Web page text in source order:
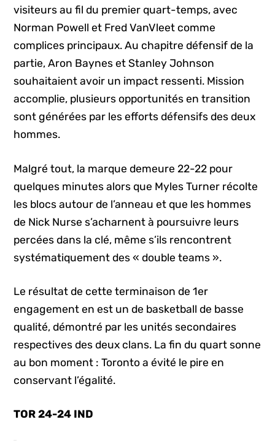
visiteurs au fil du premier quart-temps, avec
Norman Powell et Fred VanVleet comme
complices principaux. Au chapitre défensif de la
partie, Aron Baynes et Stanley Johnson
souhaitaient avoir un impact ressenti. Mission
accomplie, plusieurs opportunités en transition
sont générées par les efforts défensifs des deux
hommes.
Malgré tout, la marque demeure 22-22 pour
quelques minutes alors que Myles Turner récolte
les blocs autour de l’anneau et que les hommes
de Nick Nurse s’acharnent à poursuivre leurs
percées dans la clé, même s’ils rencontrent
systématiquement des « double teams ».
Le résultat de cette terminaison de 1er
engagement en est un de basketball de basse
qualité, démontré par les unités secondaires
respectives des deux clans. La fin du quart sonne
au bon moment : Toronto a évité le pire en
conservant l’égalité.
TOR 24-24 IND